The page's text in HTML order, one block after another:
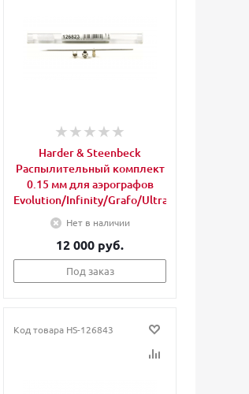
Harder & Steenbeck
Распылительный комплект
0.15 мм для аэрографов
Evolution/Infinity/Grafo/Ultra
Нет в наличии
12 000 руб.
Под заказ
Код товара HS-126843